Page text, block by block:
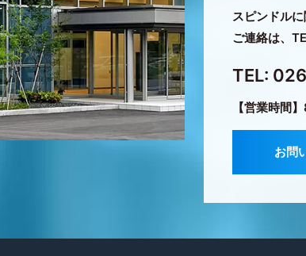
スピンドル
ご連絡は、
TEL:
【営業時間
お問